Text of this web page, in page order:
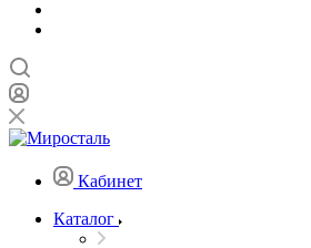
Кабинет
Каталог